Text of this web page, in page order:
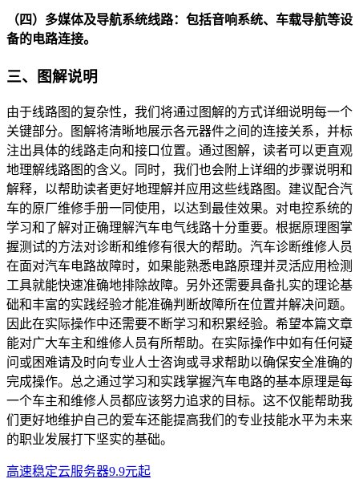
（四）多媒体及导航系统线路：包括音响系统、车载导航等设
备的电路连接。
三、图解说明
由于线路图的复杂性，我们将通过图解的方式详细说明每一个
关键部分。图解将清晰地展示各元器件之间的连接关系，并标
注出具体的线路走向和接口位置。通过图解，读者可以更直观
地理解线路图的含义。同时，我们也会附上详细的步骤说明和
解释，以帮助读者更好地理解并应用这些线路图。建议配合汽
车的原厂维修手册一同使用，以达到最佳效果。对电控系统的
学习和了解对正确理解汽车电气线路十分重要。根据原理图掌
握测试的方法对诊断和维修有很大的帮助。汽车诊断维修人员
在面对汽车电路故障时，如果能熟悉电路原理并灵活应用检测
工具就能快速准确地排除故障。另外还需要具备扎实的理论基
础和丰富的实践经验才能准确判断故障所在位置并解决问题。
因此在实际操作中还需要不断学习和积累经验。希望本篇文章
能对广大车主和维修人员有所帮助。在实际操作中如有任何疑
问或困难请及时向专业人士咨询或寻求帮助以确保安全准确的
完成操作。总之通过学习和实践掌握汽车电路的基本原理是每
一个车主和维修人员都应该努力追求的目标。这不仅能帮助我
们更好地维护自己的爱车还能提高我们的专业技能水平为未来
的职业发展打下坚实的基础。
高速稳定云服务器9.9元起